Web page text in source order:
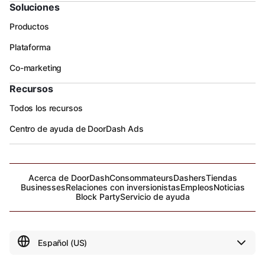
Soluciones
Productos
Plataforma
Co-marketing
Recursos
Todos los recursos
Centro de ayuda de DoorDash Ads
Acerca de DoorDashConsommateursDashersTiendas
BusinessesRelaciones con inversionistasEmpleosNoticias
Block PartyServicio de ayuda